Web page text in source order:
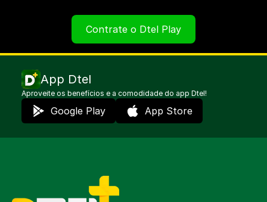
Contrate o Dtel Play
App Dtel
Aproveite os benefícios e a comodidade do app Dtel!
Google Play App Store